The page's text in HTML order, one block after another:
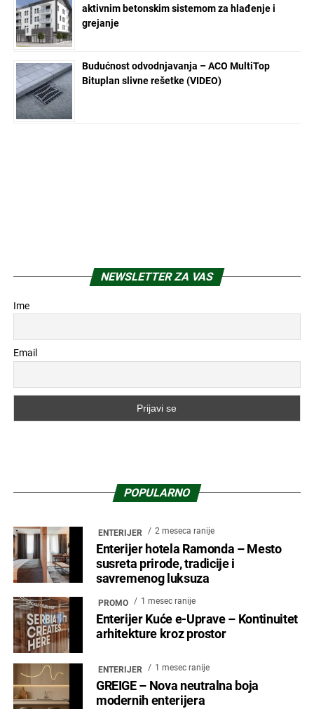
aktivnim betonskim sistemom za hlađenje i
grejanje
Budućnost odvodnjavanja – ACO MultiTop
Bituplan slivne rešetke (VIDEO)
NEWSLETTER ZA VAS
Ime
Email
POPULARNO
ENTERIJER 2 meseca ranije
Enterijer hotela Ramonda – Mesto
susreta prirode, tradicije i
savremenog luksuza
PROMO 1 mesec ranije
Enterijer Kuće e-Uprave – Kontinuitet
arhitekture kroz prostor
ENTERIJER 1 mesec ranije
GREIGE – Nova neutralna boja
modernih enterijera